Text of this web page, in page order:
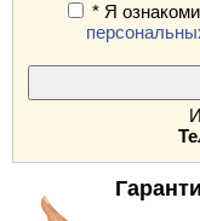
* Я